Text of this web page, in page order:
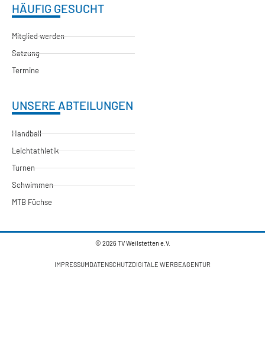
HÄUFIG GESUCHT
Mitglied werden
Satzung
Termine
UNSERE ABTEILUNGEN
Handball
Leichtathletik
Turnen
Schwimmen
MTB Füchse
© 2026 TV Weilstetten e.V.
IMPRESSUMDATENSCHUTZDIGITALE WERBEAGENTUR